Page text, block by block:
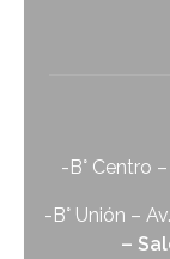
-B° Centro
-B° Unión –
–